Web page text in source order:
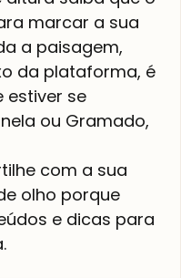
marcar a sua
a paisagem,
da plataforma, é
estiver se
ou Gramado,
com a sua
olho porque
e dicas para